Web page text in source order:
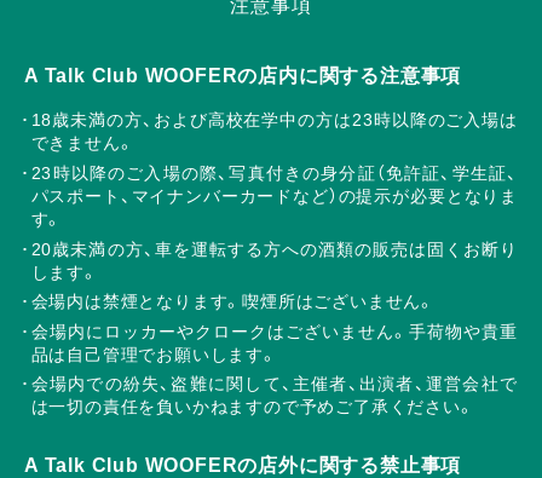
注意事項
A Talk Club WOOFERの店内に関する注意事項
18歳未満の方、および高校在学中の方は23時以降のご入場は
できません。
23時以降のご入場の際、写真付きの身分証（免許証、学生証、
パスポート、マイナンバーカードなど）の提示が必要となりま
す。
20歳未満の方、車を運転する方への酒類の販売は固くお断り
します。
会場内は禁煙となります。喫煙所はございません。
会場内にロッカーやクロークはございません。手荷物や貴重
品は自己管理でお願いします。
会場内での紛失、盗難に関して、主催者、出演者、運営会社で
は一切の責任を負いかねますので予めご了承ください。
A Talk Club WOOFERの店外に関する禁止事項